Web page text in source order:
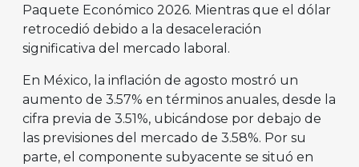
Paquete Económico 2026. Mientras que el dólar
retrocedió debido a la desaceleración
significativa del mercado laboral.
En México, la inflación de agosto mostró un
aumento de 3.57% en términos anuales, desde la
cifra previa de 3.51%, ubicándose por debajo de
las previsiones del mercado de 3.58%. Por su
parte, el componente subyacente se situó en